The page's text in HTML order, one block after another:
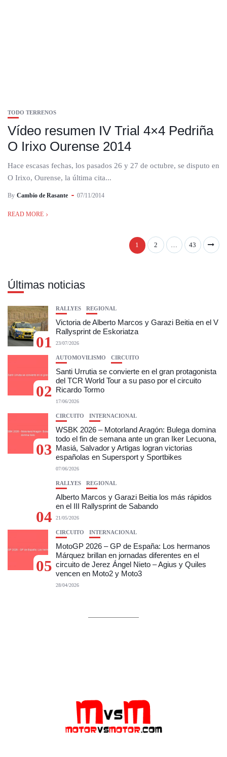
TODO TERRENOS
Vídeo resumen IV Trial 4×4 Pedriña
O Irixo Ourense 2014
Hace escasas fechas, los pasados 26 y 27 de octubre, se disputo en
O Irixo, Ourense, la última cita...
By Cambio de Rasante 07/11/2014
READ MORE
1 2 … 43
Últimas noticias
01
RALLYES REGIONAL
Victoria de Alberto Marcos y Garazi Beitia en el V
Rallysprint de Eskoriatza
23/07/2026
02
AUTOMOVILISMO CIRCUITO
Santi Urrutia se convierte en el gran protagonista
del TCR World Tour a su paso por el circuito
Ricardo Tormo
17/06/2026
03
CIRCUITO INTERNACIONAL
WSBK 2026 – Motorland Aragón: Bulega domina
todo el fin de semana ante un gran Iker Lecuona,
Masiá, Salvador y Artigas logran victorias
españolas en Supersport y Sportbikes
07/06/2026
04
RALLYES REGIONAL
Alberto Marcos y Garazi Beitia los más rápidos
en el III Rallysprint de Sabando
21/05/2026
05
CIRCUITO INTERNACIONAL
MotoGP 2026 – GP de España: Los hermanos
Márquez brillan en jornadas diferentes en el
circuito de Jerez Ángel Nieto – Agius y Quiles
vencen en Moto2 y Moto3
28/04/2026